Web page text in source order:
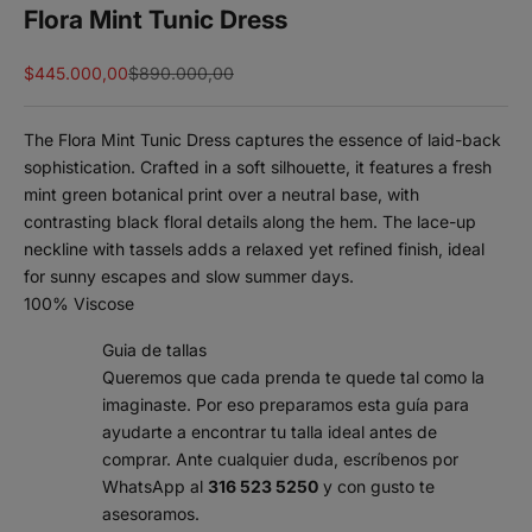
Flora Mint Tunic Dress
Sale price
$445.000,00Regular price
$890.000,00
The Flora Mint Tunic Dress captures the essence of laid-back
sophistication. Crafted in a soft silhouette, it features a fresh
mint green botanical print over a neutral base, with
contrasting black floral details along the hem. The lace-up
neckline with tassels adds a relaxed yet refined finish, ideal
for sunny escapes and slow summer days.
100% Viscose
Guia de tallas
Queremos que cada prenda te quede tal como la
imaginaste. Por eso preparamos esta guía para
ayudarte a encontrar tu talla ideal antes de
comprar. Ante cualquier duda, escríbenos por
WhatsApp al 316 523 5250 y con gusto te
asesoramos.